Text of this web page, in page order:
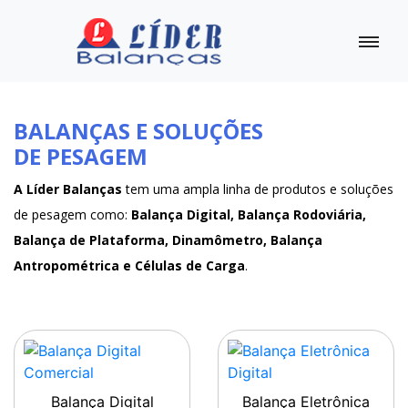
BALANÇAS E SOLUÇÕES
DE PESAGEM
A Líder Balanças tem uma ampla linha de produtos e soluções
de pesagem como: Balança Digital, Balança Rodoviária,
Balança de Plataforma, Dinamômetro, Balança
Antropométrica e Células de Carga.
Balança Digital Balança Eletrônica